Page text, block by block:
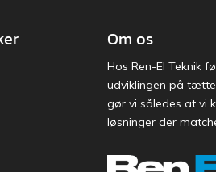
Om os
Hos Ren-El Teknik
udviklingen på
gør vi således at vi
løsninger der